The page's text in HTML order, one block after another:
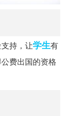
持，让学生有
费出国的资格